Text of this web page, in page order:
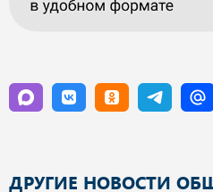
ДРУГИЕ НОВОСТИ